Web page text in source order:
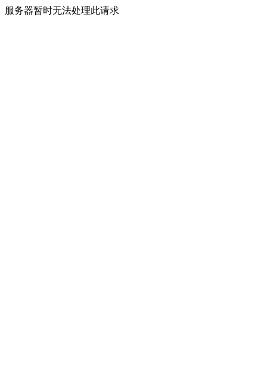
服务器暂时无法处理此请求